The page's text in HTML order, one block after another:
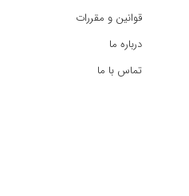
قوانین و مقررات
درباره ما
تماس با ما